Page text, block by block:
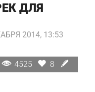
ДЛЯ
2014, 13:53
4525 8